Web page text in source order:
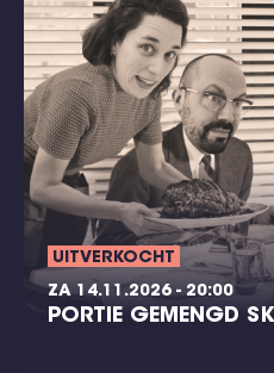
UITVERKOCHT
ZA 14.11.2026 - 20:00
PORTIE GEMENGD